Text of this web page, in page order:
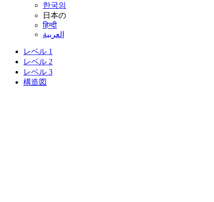
한국의
日本の
हिन्दी
العربية
レベル 1
レベル 2
レベル 3
構造図